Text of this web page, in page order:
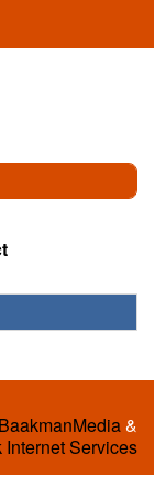
BaakmanMedia&
Internet Services